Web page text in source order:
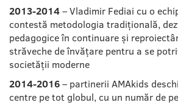
2013-2014– Vladimir Fediai cu o
contestă metodologia tradițională,
pedagogice în continuare și
străveche de învățare pentru a se
societății moderne
2014-2016– partinerii AMAkids
centre pe tot globul, cu un număr de